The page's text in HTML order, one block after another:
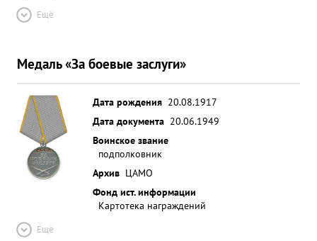
Ещё
Медаль «За боевые заслуги»
Дата рождения 20.08.1917
Дата документа 20.06.1949
Воинское звание
подполковник
Архив ЦАМО
Фонд ист. информации
Картотека награждений
Ещё